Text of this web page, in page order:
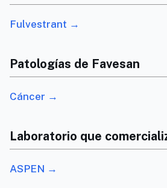
Fulvestrant →
Patologías de Favesan
Cáncer →
Laboratorio que
ASPEN →